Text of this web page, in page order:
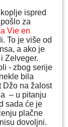
ispred
za
Vie en
To je više od
a ako je
Zelveger.
- zbog serije
bila
Džo na žalost
– u pitanju
sada će je
plačne
dovoljni.